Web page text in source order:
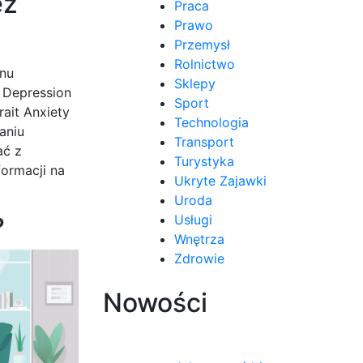
Anxiety
z
na
Praca
Prawo
Przemysł
Rolnictwo
Sklepy
Sport
Technologia
Transport
Turystyka
Ukryte Zajawki
Uroda
Usługi
Wnętrza
Zdrowie
Nowości